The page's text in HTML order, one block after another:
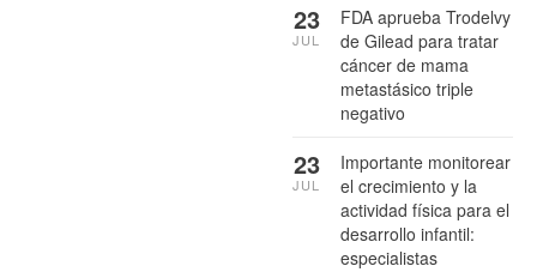
FDA aprueba Trodelvy
de Gilead para tratar
cáncer de mama
metastásico triple
negativo
23
JUL
Importante monitorear
el crecimiento y la
actividad física para el
desarrollo infantil:
especialistas
23
JUL